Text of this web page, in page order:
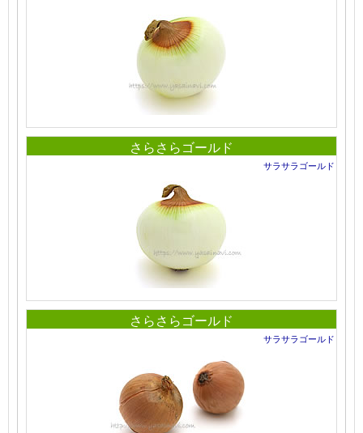
さらさらゴールド
サラサラゴールド
さらさらゴールド
サラサラゴールド